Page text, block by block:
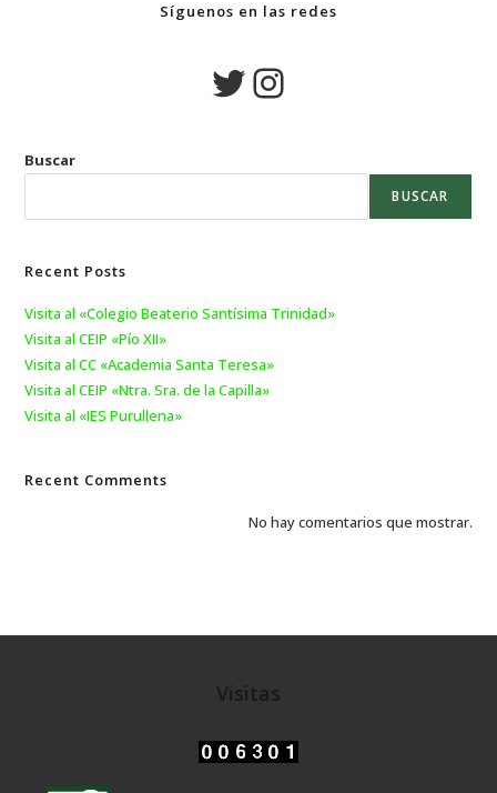
Síguenos en las redes
Buscar
BUSCAR
Recent Posts
Visita al «Colegio Beaterio Santísima Trinidad»
Visita al CEIP «Pío XII»
Visita al CC «Academia Santa Teresa»
Visita al CEIP «Ntra. Sra. de la Capilla»
Visita al «IES Purullena»
Recent Comments
No hay comentarios que mostrar.
Visitas